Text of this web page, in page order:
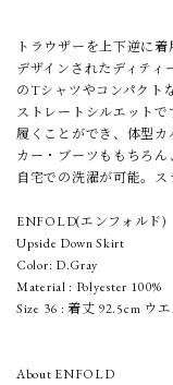
トラウザーを上下逆に
デザインされたディティ
のTシャツやコンパクト
ストレートシルエット
履くことができ、体型
カー・ブーツももちろん
自宅での洗濯が可能。ス
ENFOLD(エンフォルド)
Upside Down Skirt
Color: D.Gray
Material : Polyester 100%
Size 36 : 着丈 92.5cm ウ
About ENFOLD